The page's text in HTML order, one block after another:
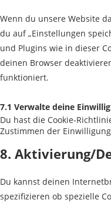
Wenn du unsere Website
du auf „Einstellungen
und Plugins wie in dieser
deinen Browser
funktioniert.
7.1 Verwalte deine
Du hast die Cookie-
Zustimmen der
8. Aktivierung/
Du kannst deinen
spezifizieren ob spezielle